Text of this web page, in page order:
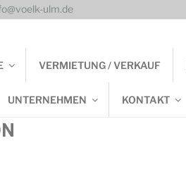
ulm.de
VERMIETUNG / VERKAUF
UNTERNEHMEN KONTAKT